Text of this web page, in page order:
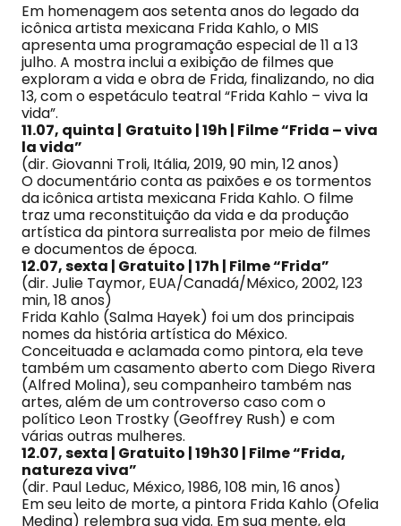
Em homenagem aos setenta anos do legado da
icônica artista mexicana Frida Kahlo, o MIS
apresenta uma programação especial de 11 a 13
julho. A mostra inclui a exibição de filmes que
exploram a vida e obra de Frida, finalizando, no dia
13, com o espetáculo teatral “Frida Kahlo – viva la
vida”.
11.07, quinta | Gratuito | 19h | Filme “Frida – viva
la vida”
(dir. Giovanni Troli, Itália, 2019, 90 min, 12 anos)
O documentário conta as paixões e os tormentos
da icônica artista mexicana Frida Kahlo. O filme
traz uma reconstituição da vida e da produção
artística da pintora surrealista por meio de filmes
e documentos de época.
12.07, sexta | Gratuito |17h | Filme “Frida”
(dir. Julie Taymor, EUA/Canadá/México, 2002, 123
min, 18 anos)
Frida Kahlo (Salma Hayek) foi um dos principais
nomes da história artística do México.
Conceituada e aclamada como pintora, ela teve
também um casamento aberto com Diego Rivera
(Alfred Molina), seu companheiro também nas
artes, além de um controverso caso com o
político Leon Trostky (Geoffrey Rush) e com
várias outras mulheres.
12.07, sexta | Gratuito |19h30 | Filme “Frida,
natureza viva”
(dir. Paul Leduc, México, 1986, 108 min, 16 anos)
Em seu leito de morte, a pintora Frida Kahlo (Ofelia
Medina) relembra sua vida. Em sua mente, ela